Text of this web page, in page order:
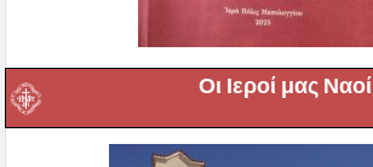
Οι Ιεροί μας Ναοί